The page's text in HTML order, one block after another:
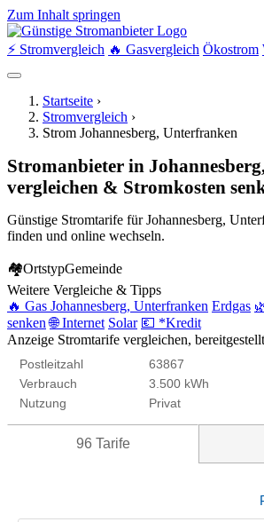
Zum Inhalt springen
⚡ Stromvergleich 🔥 Gasvergleich Ökostrom
Startseite ›
Stromvergleich ›
Strom Johannesberg, Unterfranken
Stromanbieter in
vergleichen & Stromkosten
Günstige Stromtarife für Johannesberg,
finden und online wechseln.
🏘OrtstypGemeinde
Weitere Vergleiche & Tipps
🔥 Gas Johannesberg, Unterfranken Erdgas
senken 🌐 Internet Solar 💶 *Kredit
Anzeige Stromtarife vergleichen,